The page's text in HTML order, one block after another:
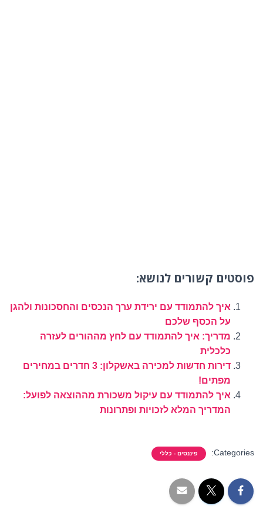
פוסטים קשורים לנושא:
איך להתמודד עם ירידת ערך הנכסים והחסכונות ולהגן
על הכסף שלכם
מדריך: איך להתמודד עם לחץ מההורים לעזרה
כלכלית
דירות חדשות למכירה באשקלון: 3 חדרים במחירים
מפתים!
איך להתמודד עם עיקול משכורת מההוצאה לפועל:
המדריך המלא לזכויות ופתרונות
Categories: פיננסים - כללי